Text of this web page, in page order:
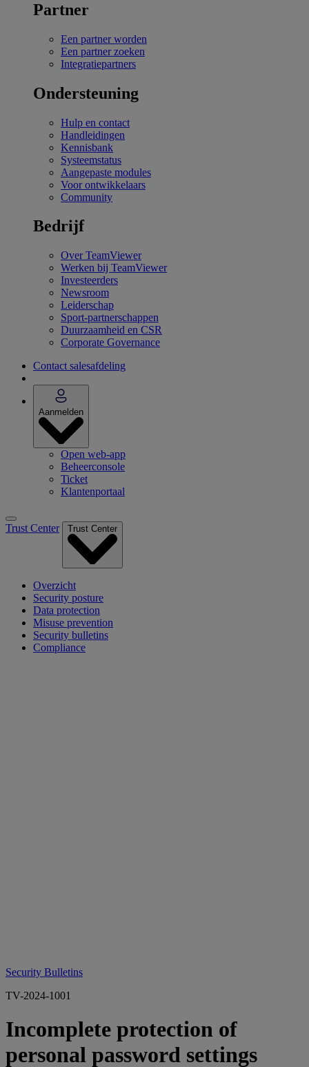
Partner
Een partner worden
Een partner zoeken
Integratiepartners
Ondersteuning
Hulp en contact
Handleidingen
Kennisbank
Systeemstatus
Aangepaste modules
Voor ontwikkelaars
Community
Bedrijf
Over TeamViewer
Werken bij TeamViewer
Investeerders
Newsroom
Leiderschap
Sport-partnerschappen
Duurzaamheid en CSR
Corporate Governance
Contact salesafdeling
Aanmelden
Open web-app
Beheerconsole
Ticket
Klantenportaal
Trust Center Trust Center
Overzicht
Security posture
Data protection
Misuse prevention
Security bulletins
Compliance
Security Bulletins
TV-2024-1001
Incomplete protection of
personal password settings